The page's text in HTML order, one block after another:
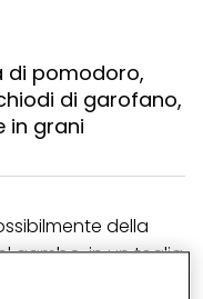
di pomodoro,
di garofano,
in grani
della
gambo. in un teglia